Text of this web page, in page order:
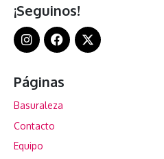
¡Seguinos!
Páginas
Basuraleza
Contacto
Equipo